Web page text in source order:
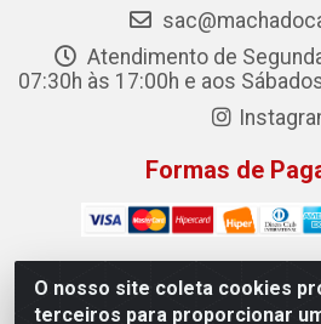
O nosso site coleta cookies
terceiros para proporcionar
Atendimento de
07:30h às 17:00h e aos
Formas de
Machado Carnes Distribuidora